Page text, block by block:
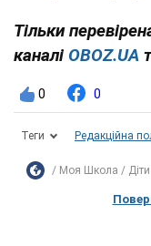
Тільки
каналі OBOZ.UA
0 0
Теги Редакційна
Моя Школа